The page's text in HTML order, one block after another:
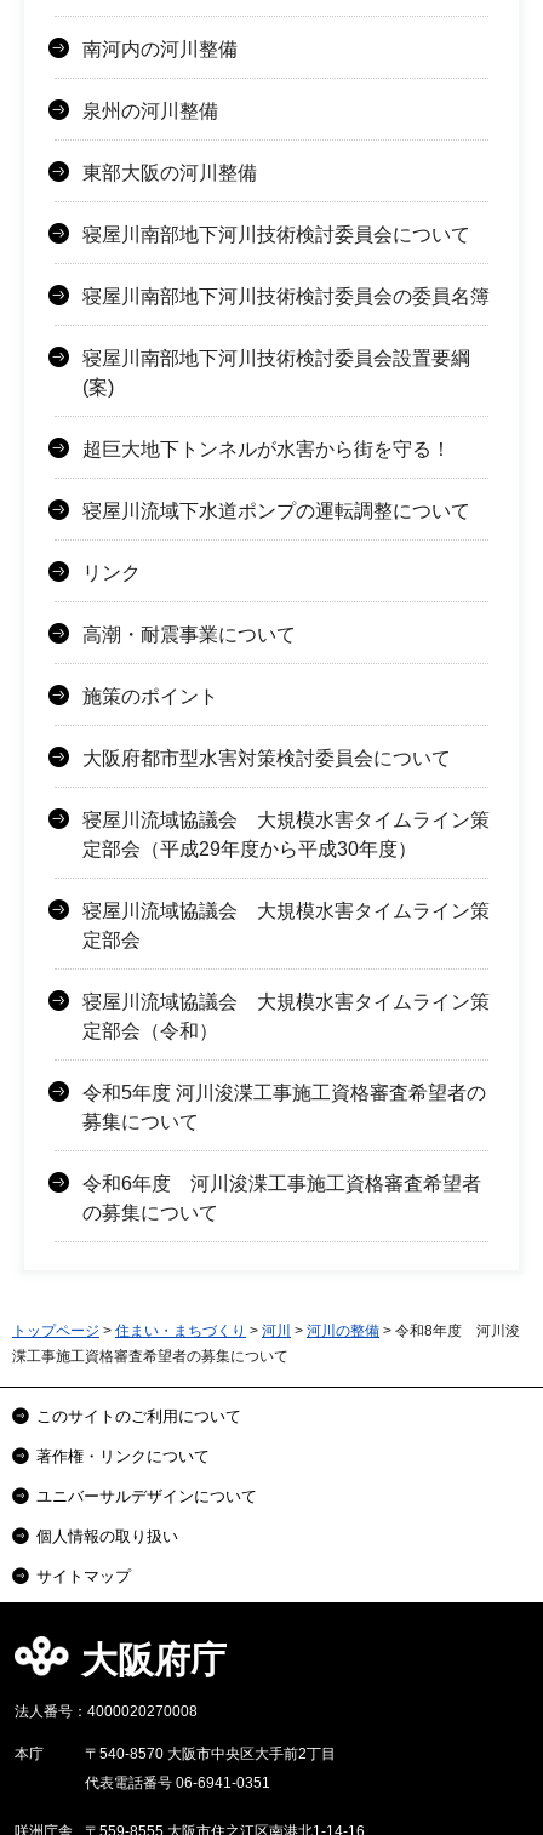
南河内の河川整備
泉州の河川整備
東部大阪の河川整備
寝屋川南部地下河川技術検討委員会について
寝屋川南部地下河川技術検討委員会の委員名簿
寝屋川南部地下河川技術検討委員会設置要綱
(案)
超巨大地下トンネルが水害から街を守る！
寝屋川流域下水道ポンプの運転調整について
リンク
高潮・耐震事業について
施策のポイント
大阪府都市型水害対策検討委員会について
寝屋川流域協議会 大規模水害タイムライン策
定部会（平成29年度から平成30年度）
寝屋川流域協議会 大規模水害タイムライン策
定部会
寝屋川流域協議会 大規模水害タイムライン策
定部会（令和）
令和5年度 河川浚渫工事施工資格審査希望者の
募集について
令和6年度 河川浚渫工事施工資格審査希望者
の募集について
トップページ > 住まい・まちづくり > 河川 > 河川の整備 > 令和8年度 河川浚
渫工事施工資格審査希望者の募集について
このサイトのご利用について
著作権・リンクについて
ユニバーサルデザインについて
個人情報の取り扱い
サイトマップ
大阪府庁
法人番号：4000020270008
本庁
〒540-8570 大阪市中央区大手前2丁目
代表電話番号 06-6941-0351
咲洲庁舎 〒559-8555 大阪市住之江区南港北1-14-16